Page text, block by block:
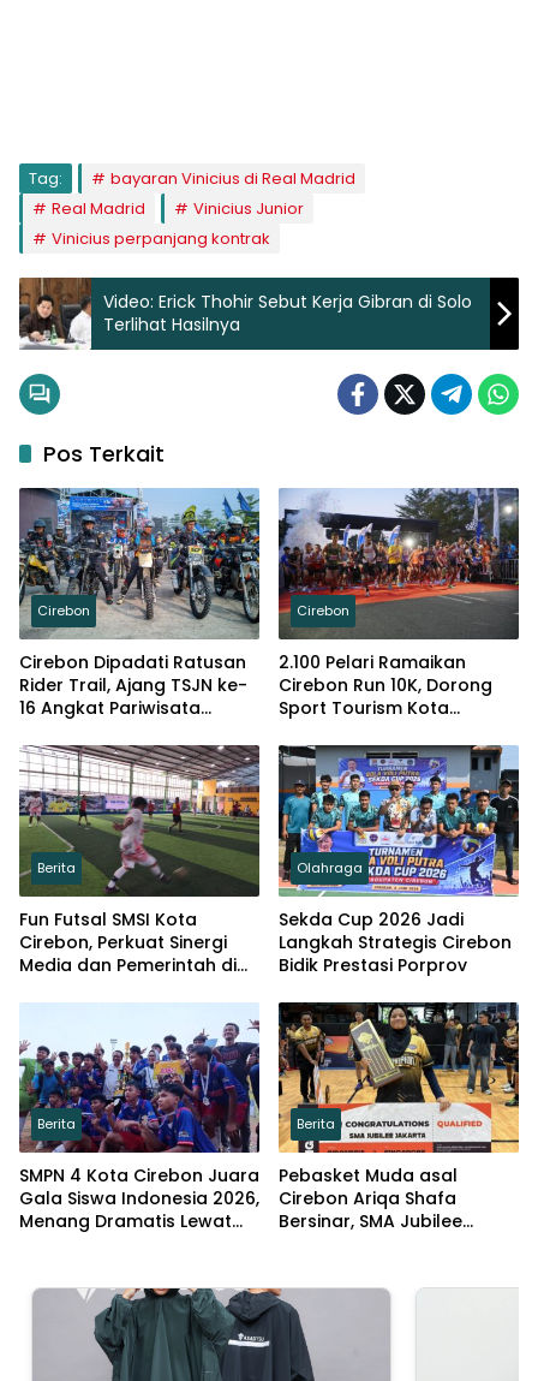
Tag:
bayaran Vinicius di Real Madrid
Real Madrid
Vinicius Junior
Vinicius perpanjang kontrak
Video: Erick Thohir Sebut Kerja Gibran di Solo
Terlihat Hasilnya
Pos Terkait
Cirebon
Cirebon Dipadati Ratusan
Rider Trail, Ajang TSJN ke-
16 Angkat Pariwisata
Cirebon
2.100 Pelari Ramaikan
Cirebon Run 10K, Dorong
Sport Tourism Kota
Berita
Fun Futsal SMSI Kota
Cirebon, Perkuat Sinergi
Media dan Pemerintah di
Cirebon
Olahraga
Sekda Cup 2026 Jadi
Langkah Strategis Cirebon
Bidik Prestasi Porprov
Berita
SMPN 4 Kota Cirebon Juara
Gala Siswa Indonesia 2026,
Menang Dramatis Lewat
Berita
Pebasket Muda asal
Cirebon Ariqa Shafa
Bersinar, SMA Jubilee